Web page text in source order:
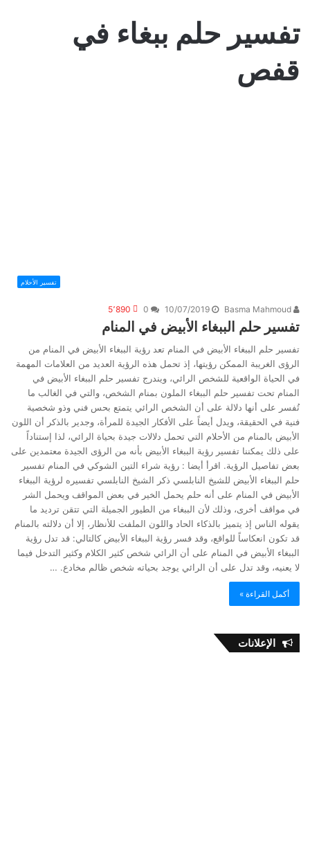
تفسير حلم ببغاء في
قفص
تفسير الأحلام
Basma Mahmoud
10/07/2019
0 5٬890
تفسير حلم الببغاء الأبيض في المنام
تفسير حلم الببغاء الأبيض في المنام تعد رؤية الببغاء الأبيض في المنام من
الرؤى الغريبة الممكن رؤيتها، إذ تحمل هذه الرؤية العديد من العلامات المهمة
في الحياة الواقعية للشخص الرائي، ويندرج تفسير حلم الببغاء الأبيض في
المنام تحت تفسير حلم الببغاء الملون بمنام الشخص، والتي في الغالب ما
تُفسر على أنها دلالة على أن الشخص الرائي يتمتع بحس فني وذو شخصية
فنية في الحقيقة، ويدل أيضاً على الأفكار الجيدة للمرأة، وجدير بالذكر أن اللون
الأبيض بالمنام من الأحلام التي تحمل دلالات جيدة بحياة الرائي، لذا إستناداً
على ذلك يمكننا تفسير رؤية الببغاء الأبيض بأنه من الرؤى الجيدة معتمدين على
بعض تفاصيل الرؤية. اقرأ أيضا : رؤية شراء التين الشوكي في المنام تفسير
حلم الببغاء الأبيض للشيخ النابلسي ذكر الشيخ النابلسي تفسيره لرؤية الببغاء
الأبيض في المنام على أنه حلم يحمل الخير في بعض المواقف ويحمل الشر
في مواقف أخرى، وذلك لأن الببغاء من الطيور الجميلة التي تتقن ترديد ما
يقوله الناس إذ يتميز بالذكاء الحاد واللون الملفت للأنظار، إلا أن دلالته بالمنام
قد تكون انعكاساً للواقع، وقد فسر رؤية الببغاء الأبيض كالتالي: قد تدل رؤية
الببغاء الأبيض في المنام على أن الرائي شخص كثير الكلام وكثير التدخل فيما
لا يعنيه، وقد تدل على أن الرائي يوجد بحياته شخص ظالم مخادع. …
أكمل القراءة »
الإعلانات